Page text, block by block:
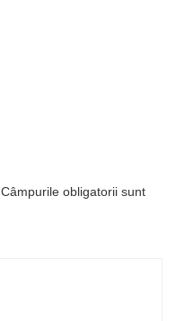
Câmpurile obligatorii sunt